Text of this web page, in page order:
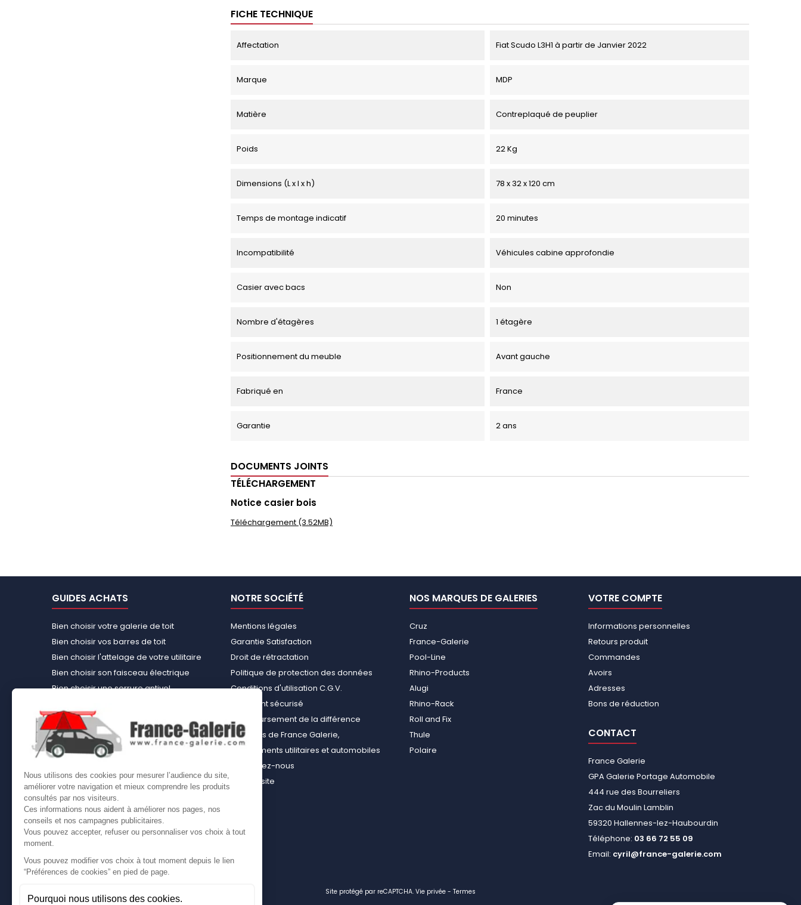
Nous utilisons des cookies pour mesurer l’audience du site,
améliorer votre navigation et mieux comprendre les produits
consultés par nos visiteurs.
Ces informations nous aident à améliorer nos pages, nos
conseils et nos campagnes publicitaires.
Vous pouvez accepter, refuser ou personnaliser vos choix à tout
moment.
Vous pouvez modifier vos choix à tout moment depuis le lien
“Préférences de cookies” en pied de page.
Pourquoi nous utilisons des cookies.
FICHE TECHNIQUE
Affectation Fiat Scudo L3H1 à partir de Janvier 2022
Marque MDP
Matière Contreplaqué de peuplier
Poids 22 Kg
Dimensions (L x l x h) 78 x 32 x 120 cm
Temps de montage indicatif 20 minutes
Incompatibilité Véhicules cabine approfondie
Casier avec bacs Non
Nombre d'étagères 1 étagère
Positionnement du meuble Avant gauche
Fabriqué en France
Garantie 2 ans
DOCUMENTS JOINTS
TÉLÉCHARGEMENT
Notice casier bois
Téléchargement (3.52MB)
GUIDES ACHATS
Bien choisir votre galerie de toit
Bien choisir vos barres de toit
Bien choisir l'attelage de votre utilitaire
Bien choisir son faisceau électrique
Bien choisir une serrure antivol
Choisir le kit d’aménagement loisirs
démontable idéal
Bien choisir un kit d’habillage bois ou un
Bien choisir son coffre sur attelage
Comment bien choisir son coffre de toit
NOTRE SOCIÉTÉ
Mentions légales
Garantie Satisfaction
Droit de rétractation
Politique de protection des données
Conditions d'utilisation C.G.V.
Paiement sécurisé
Remboursement de la différence
À propos de France Galerie,
équipements utilitaires et automobiles
Contactez-nous
Plan du site
NOS MARQUES DE GALERIES
Cruz
France-Galerie
Pool-Line
Rhino-Products
Alugi
Rhino-Rack
Roll and Fix
Thule
Polaire
VOTRE COMPTE
Informations personnelles
Retours produit
Commandes
Avoirs
Adresses
Bons de réduction
CONTACT
France Galerie
GPA Galerie Portage Automobile
444 rue des Bourreliers
Zac du Moulin Lamblin
59320 Hallennes-lez-Haubourdin
Téléphone: 03 66 72 55 09
Email: cyril@france-galerie.com
Site protégé par reCAPTCHA. Vie privée - Termes